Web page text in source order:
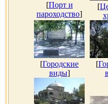
[Порт и
пароходство]
[
[Городские
виды]
[